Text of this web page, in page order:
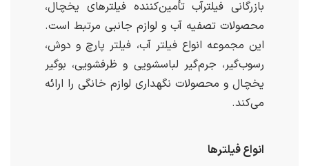
بازرگانی فیلترآب تأمین‌کننده فیلترهای یخچال،
محصولات تصفیه آب و لوازم جانبی مرتبط است.
این مجموعه انواع فیلتر آب، فیلتر پارچ و دوش،
رسوب‌گیر، جرم‌گیر لباسشویی و ظرفشویی، بوگیر
یخچال و محصولات نگهداری لوازم خانگی را ارائه
می‌کند.
انواع فیلترها